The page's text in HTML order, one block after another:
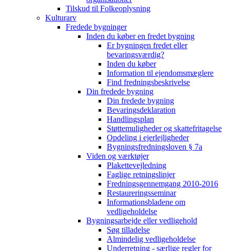
Tilskud til Folkeoplysning
Kulturarv
Fredede bygninger
Inden du køber en fredet bygning
Er bygningen fredet eller
bevaringsværdig?
Inden du køber
Information til ejendomsmæglere
Find fredningsbeskrivelse
Din fredede bygning
Din fredede bygning
Bevaringsdeklaration
Handlingsplan
Støttemuligheder og skattefritagelse
Opdeling i ejerlejligheder
Bygningsfredningsloven § 7a
Viden og værktøjer
Plakettevejledning
Faglige retningslinjer
Fredningsgennemgang 2010-2016
Restaureringsseminar
Informationsbladene om
vedligeholdelse
Bygningsarbejde eller vedligehold
Søg tilladelse
Almindelig vedligeholdelse
Underretning - særlige regler for